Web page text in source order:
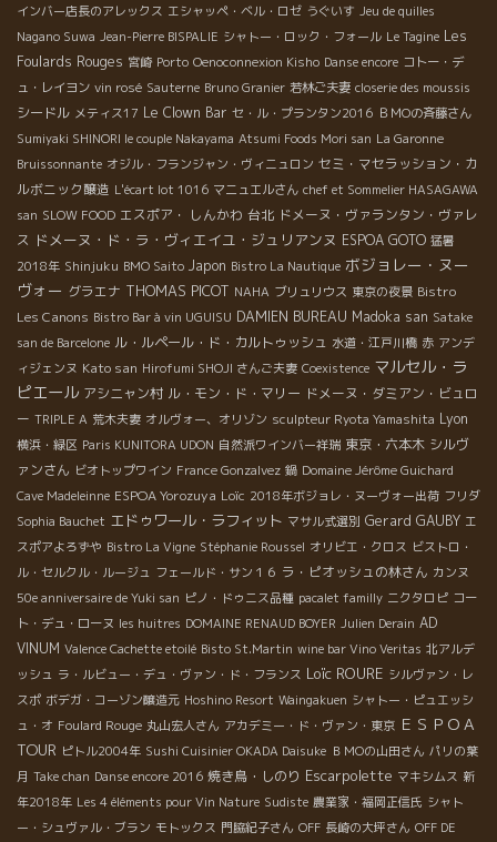
インバー店長のアレックス エシャッペ・ベル・ロゼ うぐいす Jeu de quilles
Nagano Suwa Jean-Pierre BISPALIE シャトー・ロック・フォール Le Tagine Les
Foulards Rouges 宮崎 Porto Oenoconnexion Kisho Danse encore コトー・デ
ュ・レイヨン vin rosé Sauterne Bruno Granier 若林ご夫妻 closerie des moussis
シードル メティス17 Le Clown Bar セ・ル・プランタン2016 ＢＭОの斉藤さん
Sumiyaki SHINORI le couple Nakayama Atsumi Foods Mori san La Garonne
Bruissonnante オジル・フランジャン・ヴィニュロン セミ・マセラッション・カ
ルボニック醸造 L'écart lot 1016 マニュエルさん chef et Sommelier HASAGAWA
san SLOW FOOD エスポア・ しんかわ 台北 ドメーヌ・ヴァランタン・ヴァレ
ス ドメーヌ・ド・ラ・ヴィエイユ・ジュリアンヌ ESPOA GOTO 猛暑
2018年 Shinjuku BMO Saito Japon Bistro La Nautique ボジョレー・ヌー
ヴォー グラエナ THOMAS PICOT NAHA ブリュリウス 東京の夜景 Bistro
Les Canons Bistro Bar à vin UGUISU DAMIEN BUREAU Madoka san Satake
san de Barcelone ル・ルペール・ド・カルトゥッシュ 水道・江戸川橋 赤 アンデ
ィジェンヌ Kato san Hirofumi SHOJI さんご夫妻 Coexistence マルセル・ラ
ピエール アシニャン村 ル・モン・ド・マリー ドメーヌ・ダミアン・ビュロ
ー TRIPLE A 荒木夫妻 オルヴォー、オリゾン sculpteur Ryota Yamashita Lyon
横浜・緑区 Paris KUNITORA UDON 自然派ワインバー祥瑞 東京・六本木 シルヴ
ァンさん ビオトップワイン France Gonzalvez 鍋 Domaine Jérôme Guichard
Cave Madeleinne ESPOA Yorozuya Loïc 2018年ボジョレ・ヌーヴォー出荷 フリダ
Sophia Bauchet エドゥワール・ラフィット マサル式選別 Gerard GAUBY エ
スポアよろずや Bistro La Vigne Stéphanie Roussel オリビエ・クロス ビストロ・
ル・セルクル・ルージュ フェールド・サン１６ ラ・ピオッシュの林さん カンヌ
50e anniversaire de Yuki san ピノ・ドゥニス品種 pacalet familly ニクタロピ コー
ト・デュ・ローヌ les huitres DOMAINE RENAUD BOYER Julien Derain AD
VINUM Valence Cachette etoilé Bisto St.Martin wine bar Vino Veritas 北アルデ
ッシュ ラ・ルビュー・デュ・ヴァン・ド・フランス Loïc ROURE シルヴァン・レ
スポ ボデガ・コーゾン醸造元 Hoshino Resort Waingakuen シャトー・ピュエッシ
ュ・オ Foulard Rouge 丸山宏人さん アカデミー・ド・ヴァン・東京 ＥＳＰＯＡ
TOUR ピトル2004年 Sushi Cuisinier OKADA Daisuke ＢＭОの山田さん パリの葉
月 Take chan Danse encore 2016 焼き鳥・しのり Escarpolette マキシムス 新
年2018年 Les 4 éléments pour Vin Nature Sudiste 農業家・福岡正信氏 シャト
ー・シュヴァル・ブラン モトックス 門脇紀子さん OFF 長崎の大坪さん OFF DE